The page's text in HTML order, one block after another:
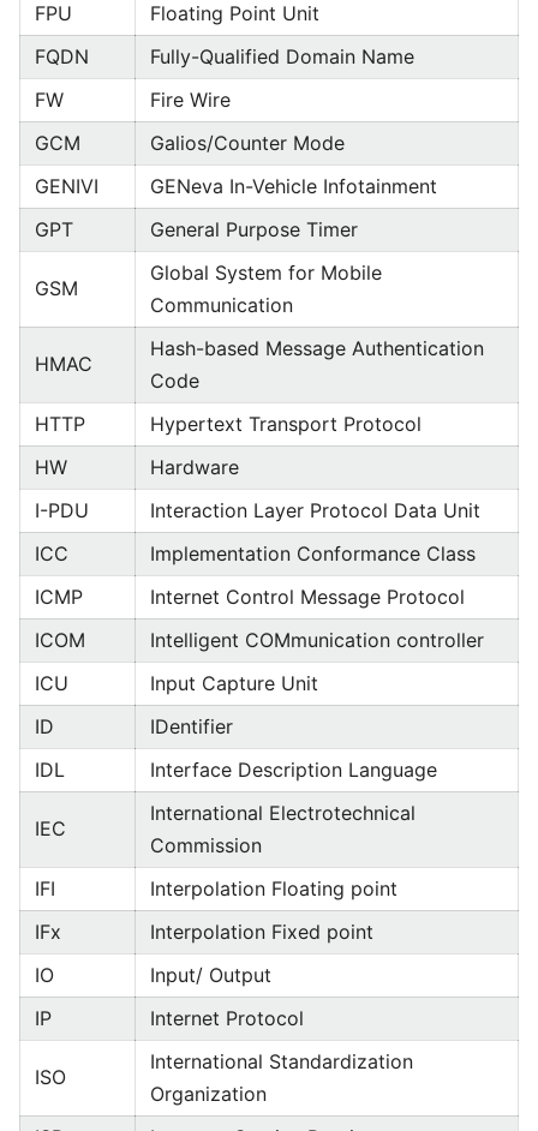
FPU
Floating Point Unit
FQDN
Fully-Qualified Domain Name
FW
Fire Wire
GCM
Galios/Counter Mode
GENIVI
GENeva In-Vehicle Infotainment
GPT
General Purpose Timer
GSM
Global System for Mobile
Communication
HMAC
Hash-based Message Authentication
Code
HTTP
Hypertext Transport Protocol
HW
Hardware
I-PDU
Interaction Layer Protocol Data Unit
ICC
Implementation Conformance Class
ICMP
Internet Control Message Protocol
ICOM
Intelligent COMmunication controller
ICU
Input Capture Unit
ID
IDentifier
IDL
Interface Description Language
IEC
International Electrotechnical
Commission
IFI
Interpolation Floating point
IFx
Interpolation Fixed point
IO
Input/ Output
IP
Internet Protocol
ISO
International Standardization
Organization